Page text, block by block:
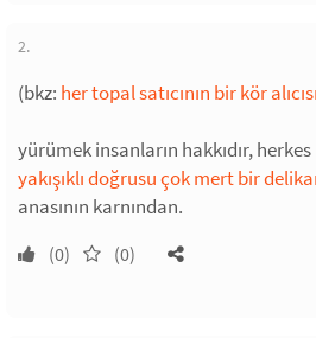
2.
(bkz: her topal satıcının bir kör
yürümek insanların hakkıdır, herkes
yakışıklı doğrusu çok mert bir
anasının karnından.
(0) (0)